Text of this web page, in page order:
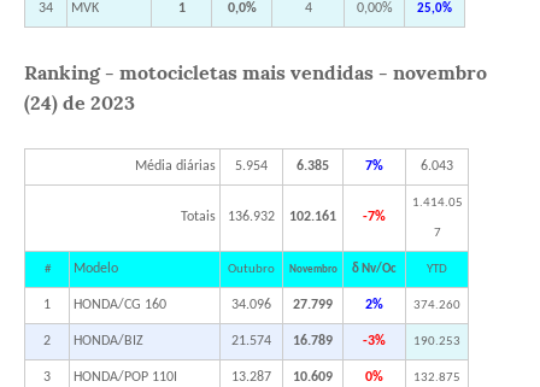
34 MVK 1 0,0% 4 0,00% 25,0%
Ranking - motocicletas mais vendidas - novembro
(24) de 2023
Média diárias 5.954 6.385 7% 6.043
Totais 136.932 102.161 -7%
1.414.05
7
# Modelo Outubro Novembro δ Nv/Oc YTD
1 HONDA/CG 160 34.096 27.799 2% 374.260
2 HONDA/BIZ 21.574 16.789 -3% 190.253
3 HONDA/POP 110I 13.287 10.609 0% 132.875